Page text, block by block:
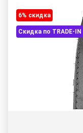
6% cкидка
Скидка по TRADE-IN